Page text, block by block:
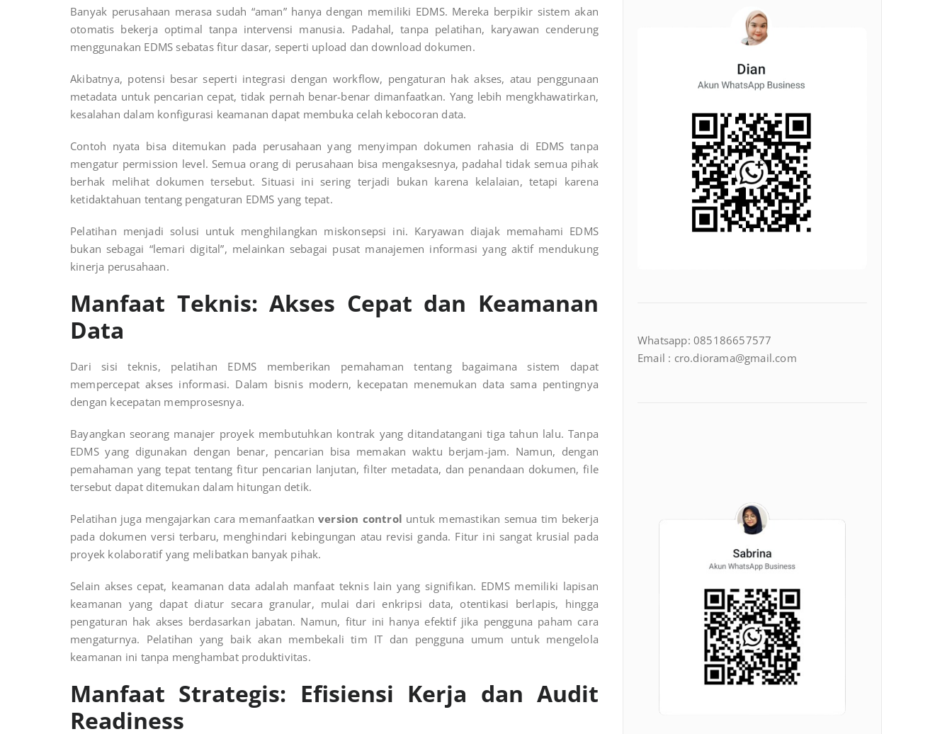
Banyak perusahaan merasa sudah “aman” hanya dengan memiliki EDMS. Mereka berpikir sistem akan
otomatis bekerja optimal tanpa intervensi manusia. Padahal, tanpa pelatihan, karyawan cenderung
menggunakan EDMS sebatas fitur dasar, seperti upload dan download dokumen.
Akibatnya, potensi besar seperti integrasi dengan workflow, pengaturan hak akses, atau penggunaan
metadata untuk pencarian cepat, tidak pernah benar-benar dimanfaatkan. Yang lebih mengkhawatirkan,
kesalahan dalam konfigurasi keamanan dapat membuka celah kebocoran data.
Contoh nyata bisa ditemukan pada perusahaan yang menyimpan dokumen rahasia di EDMS tanpa
mengatur permission level. Semua orang di perusahaan bisa mengaksesnya, padahal tidak semua pihak
berhak melihat dokumen tersebut. Situasi ini sering terjadi bukan karena kelalaian, tetapi karena
ketidaktahuan tentang pengaturan EDMS yang tepat.
Pelatihan menjadi solusi untuk menghilangkan miskonsepsi ini. Karyawan diajak memahami EDMS
bukan sebagai “lemari digital”, melainkan sebagai pusat manajemen informasi yang aktif mendukung
kinerja perusahaan.
Manfaat Teknis: Akses Cepat dan Keamanan
Data
Dari sisi teknis, pelatihan EDMS memberikan pemahaman tentang bagaimana sistem dapat
mempercepat akses informasi. Dalam bisnis modern, kecepatan menemukan data sama pentingnya
dengan kecepatan memprosesnya.
Bayangkan seorang manajer proyek membutuhkan kontrak yang ditandatangani tiga tahun lalu. Tanpa
EDMS yang digunakan dengan benar, pencarian bisa memakan waktu berjam-jam. Namun, dengan
pemahaman yang tepat tentang fitur pencarian lanjutan, filter metadata, dan penandaan dokumen, file
tersebut dapat ditemukan dalam hitungan detik.
Pelatihan juga mengajarkan cara memanfaatkan version control untuk memastikan semua tim bekerja
pada dokumen versi terbaru, menghindari kebingungan atau revisi ganda. Fitur ini sangat krusial pada
proyek kolaboratif yang melibatkan banyak pihak.
Selain akses cepat, keamanan data adalah manfaat teknis lain yang signifikan. EDMS memiliki lapisan
keamanan yang dapat diatur secara granular, mulai dari enkripsi data, otentikasi berlapis, hingga
pengaturan hak akses berdasarkan jabatan. Namun, fitur ini hanya efektif jika pengguna paham cara
mengaturnya. Pelatihan yang baik akan membekali tim IT dan pengguna umum untuk mengelola
keamanan ini tanpa menghambat produktivitas.
Manfaat Strategis: Efisiensi Kerja dan Audit
Readiness
Whatsapp: 085186657577
Email : cro.diorama@gmail.com